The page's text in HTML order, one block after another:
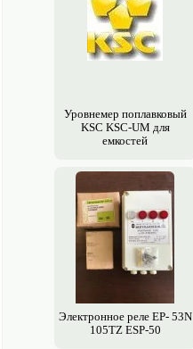
Уровнемер поплавковый
KSC KSC-UM для
емкостей
Электро­нное реле EP- 53N
105TZ ESP-50